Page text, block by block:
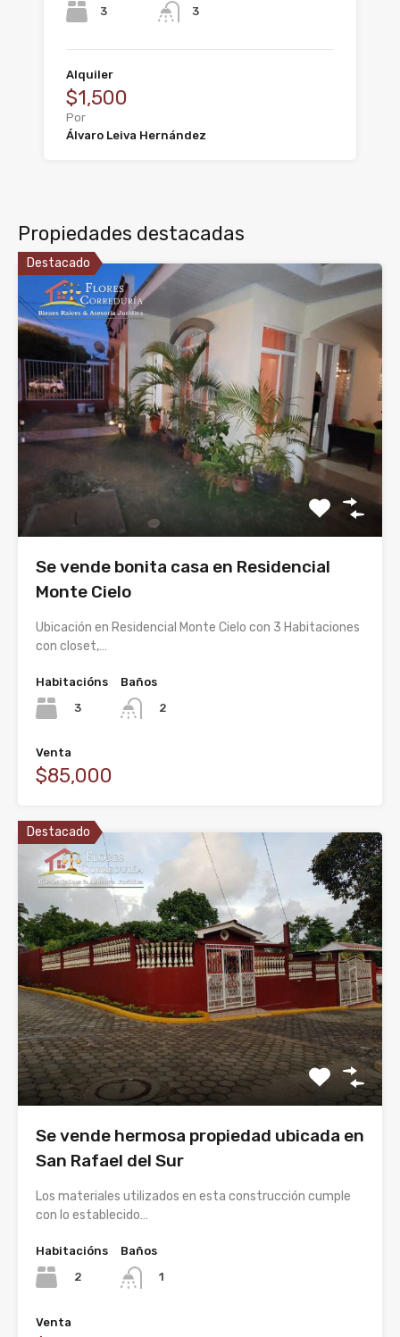
3 3
Alquiler
$1,500
Por
Álvaro Leiva Hernández
Propiedades destacadas
Destacado
Se vende bonita casa en Residencial
Monte Cielo
Ubicación en Residencial Monte Cielo con 3 Habitaciones
con closet,…
Habitacións
3
Baños
2
Venta
$85,000
Destacado
Se vende hermosa propiedad ubicada en
San Rafael del Sur
Los materiales utilizados en esta construcción cumple
con lo establecido…
Habitacións
2
Baños
1
Venta